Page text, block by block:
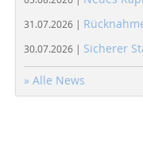
31.07.2026 |
30.07.2026 | Sicherer
» Alle News